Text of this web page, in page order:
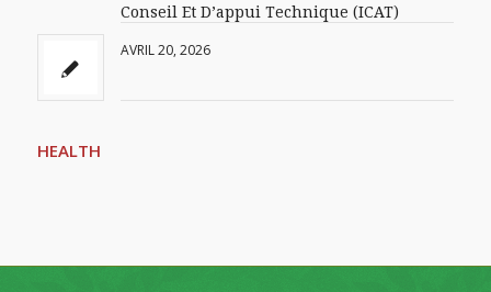
Conseil Et D’appui Technique (ICAT)
AVRIL 20, 2026
HEALTH